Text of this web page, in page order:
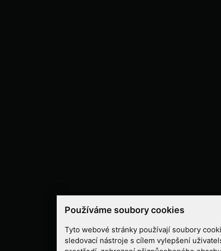
Používáme soubory cookies
Tyto webové stránky používají soubory
sledovací nástroje s cílem vylepšení